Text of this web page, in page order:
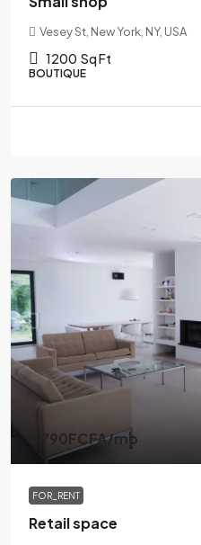
Vesey St, New York, NY, USA
1200 Sq Ft
BOUTIQUE
1.790FCFA/mo
FOR_RENT
Retail space